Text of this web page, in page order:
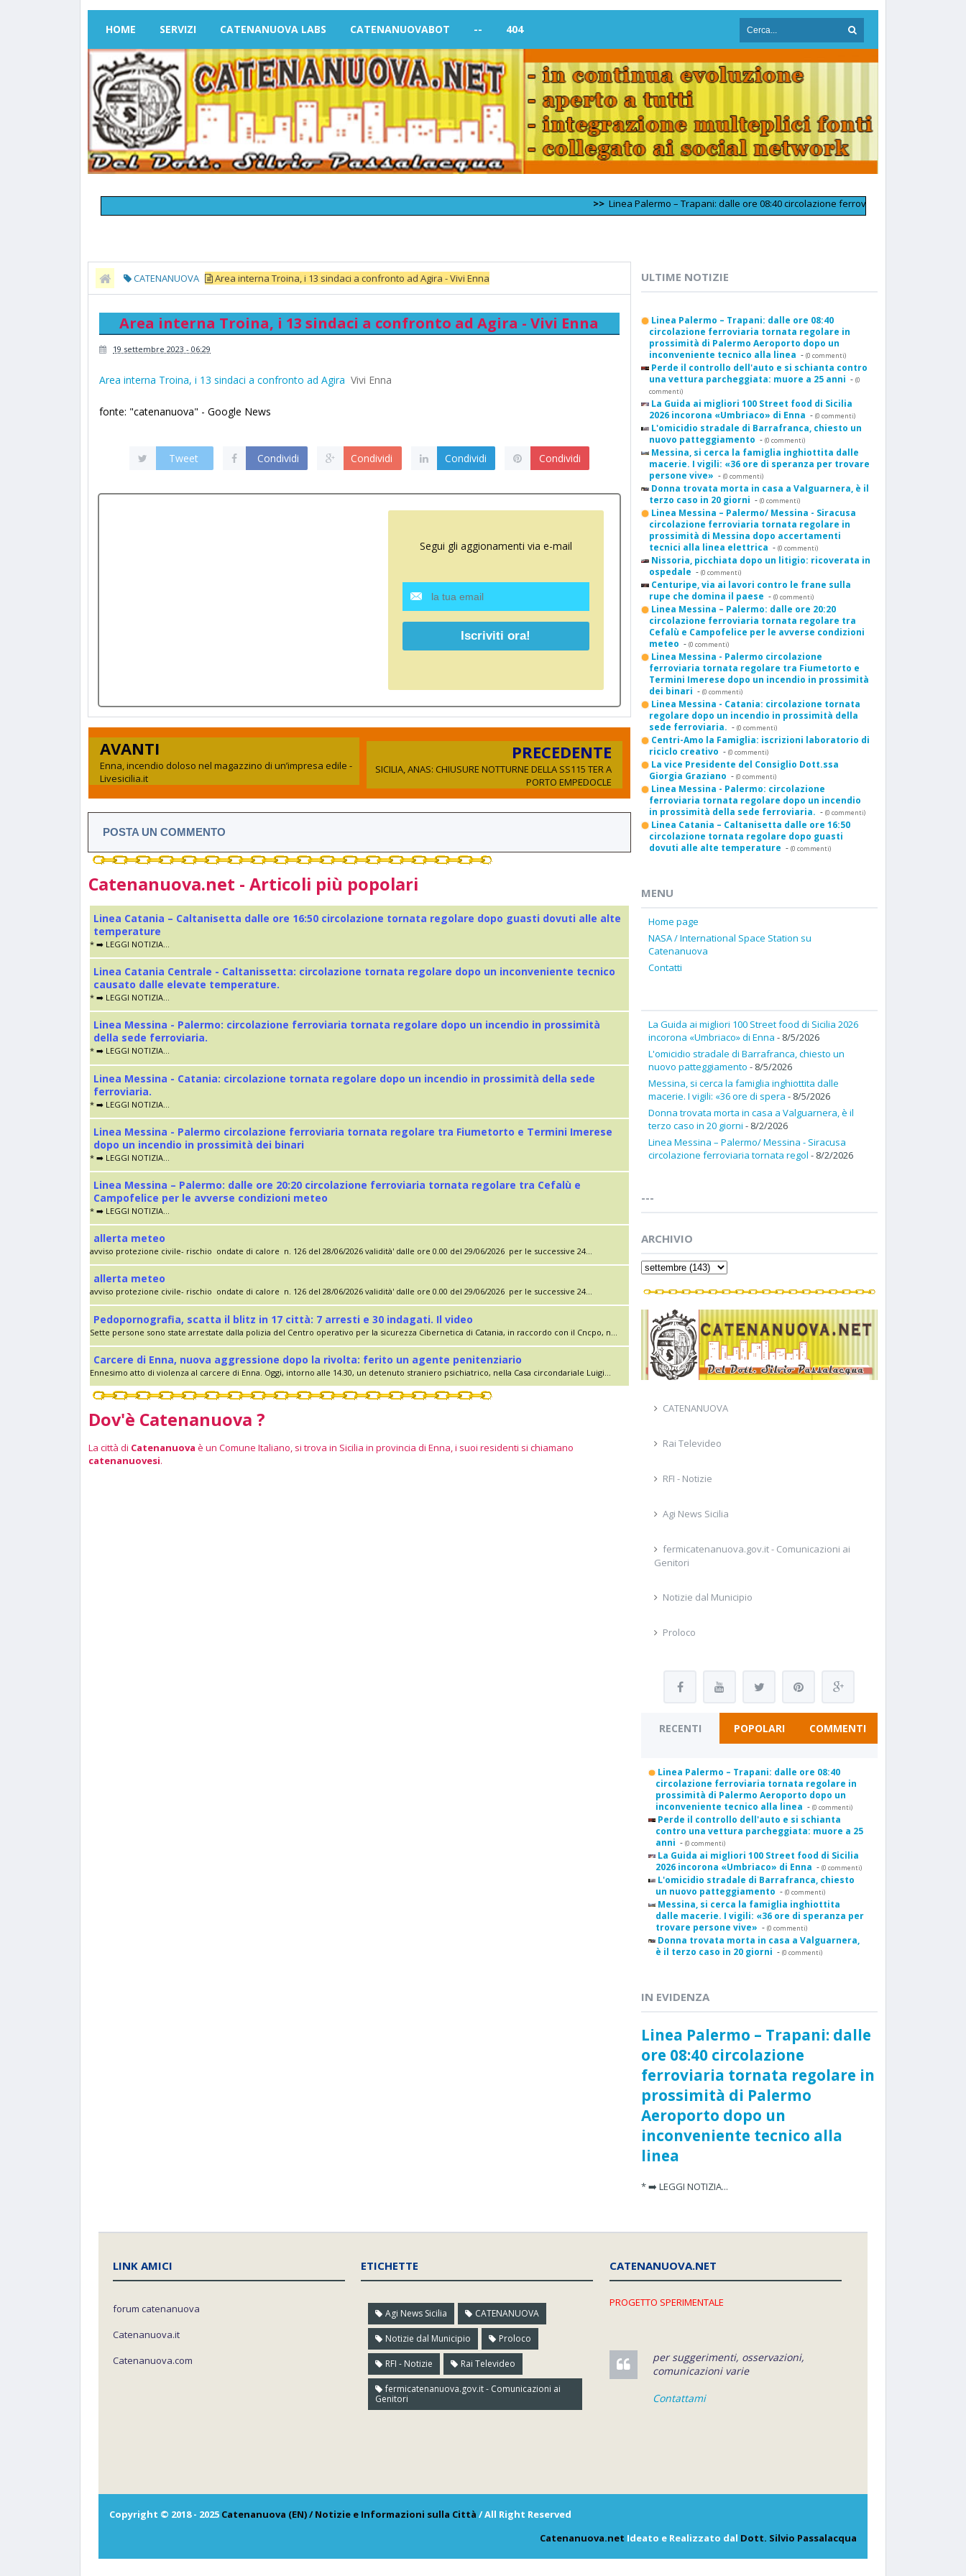
HOME SERVIZI CATENANUOVA LABS CATENANUOVABOT -- 404
Linea Palermo – Trapani: dalle ore 08:40 circolazione ferroviaria tornata regolare in
CATENANUOVA Area interna Troina, i 13 sindaci a confronto ad Agira - Vivi Enna
Area interna Troina, i 13 sindaci a confronto ad Agira - Vivi Enna
19 settembre 2023 - 06:29
Area interna Troina, i 13 sindaci a confronto ad Agira Vivi Enna
fonte: "catenanuova" - Google News
Tweet Condividi Condividi Condividi Condividi
Segui gli aggionamenti via e-mail
AVANTI
Enna, incendio doloso nel magazzino di un’impresa edile -
Livesicilia.it
PRECEDENTE
SICILIA, ANAS: CHIUSURE NOTTURNE DELLA SS115 TER A
PORTO EMPEDOCLE
POSTA UN COMMENTO
Catenanuova.net - Articoli più popolari
Linea Catania – Caltanisetta dalle ore 16:50 circolazione tornata regolare dopo guasti dovuti alle alte
temperature
* ➡️ LEGGI NOTIZIA...
Linea Catania Centrale - Caltanissetta: circolazione tornata regolare dopo un inconveniente tecnico
causato dalle elevate temperature.
* ➡️ LEGGI NOTIZIA...
Linea Messina - Palermo: circolazione ferroviaria tornata regolare dopo un incendio in prossimità
della sede ferroviaria.
* ➡️ LEGGI NOTIZIA...
Linea Messina - Catania: circolazione tornata regolare dopo un incendio in prossimità della sede
ferroviaria.
* ➡️ LEGGI NOTIZIA...
Linea Messina - Palermo circolazione ferroviaria tornata regolare tra Fiumetorto e Termini Imerese
dopo un incendio in prossimità dei binari
* ➡️ LEGGI NOTIZIA...
Linea Messina – Palermo: dalle ore 20:20 circolazione ferroviaria tornata regolare tra Cefalù e
Campofelice per le avverse condizioni meteo
* ➡️ LEGGI NOTIZIA...
allerta meteo
avviso protezione civile- rischio ondate di calore n. 126 del 28/06/2026 validità' dalle ore 0.00 del 29/06/2026 per le successive 24...
allerta meteo
avviso protezione civile- rischio ondate di calore n. 126 del 28/06/2026 validità' dalle ore 0.00 del 29/06/2026 per le successive 24...
Pedopornografia, scatta il blitz in 17 città: 7 arresti e 30 indagati. Il video
Sette persone sono state arrestate dalla polizia del Centro operativo per la sicurezza Cibernetica di Catania, in raccordo con il Cncpo, n...
Carcere di Enna, nuova aggressione dopo la rivolta: ferito un agente penitenziario
Ennesimo atto di violenza al carcere di Enna. Oggi, intorno alle 14.30, un detenuto straniero psichiatrico, nella Casa circondariale Luigi...
Dov'è Catenanuova ?
La città di Catenanuova è un Comune Italiano, si trova in Sicilia in provincia di Enna, i suoi residenti si chiamano
catenanuovesi.
ULTIME NOTIZIE
Linea Palermo – Trapani: dalle ore 08:40
circolazione ferroviaria tornata regolare in
prossimità di Palermo Aeroporto dopo un
inconveniente tecnico alla linea - (0 commenti)
Perde il controllo dell'auto e si schianta contro
una vettura parcheggiata: muore a 25 anni - (0
commenti)
La Guida ai migliori 100 Street food di Sicilia
2026 incorona «Umbriaco» di Enna - (0 commenti)
L'omicidio stradale di Barrafranca, chiesto un
nuovo patteggiamento - (0 commenti)
Messina, si cerca la famiglia inghiottita dalle
macerie. I vigili: «36 ore di speranza per trovare
persone vive» - (0 commenti)
Donna trovata morta in casa a Valguarnera, è il
terzo caso in 20 giorni - (0 commenti)
Linea Messina – Palermo/ Messina - Siracusa
circolazione ferroviaria tornata regolare in
prossimità di Messina dopo accertamenti
tecnici alla linea elettrica - (0 commenti)
Nissoria, picchiata dopo un litigio: ricoverata in
ospedale - (0 commenti)
Centuripe, via ai lavori contro le frane sulla
rupe che domina il paese - (0 commenti)
Linea Messina – Palermo: dalle ore 20:20
circolazione ferroviaria tornata regolare tra
Cefalù e Campofelice per le avverse condizioni
meteo - (0 commenti)
Linea Messina - Palermo circolazione
ferroviaria tornata regolare tra Fiumetorto e
Termini Imerese dopo un incendio in prossimità
dei binari - (0 commenti)
Linea Messina - Catania: circolazione tornata
regolare dopo un incendio in prossimità della
sede ferroviaria. - (0 commenti)
Centri-Amo la Famiglia: iscrizioni laboratorio di
riciclo creativo - (0 commenti)
La vice Presidente del Consiglio Dott.ssa
Giorgia Graziano - (0 commenti)
Linea Messina - Palermo: circolazione
ferroviaria tornata regolare dopo un incendio
in prossimità della sede ferroviaria. - (0 commenti)
Linea Catania – Caltanisetta dalle ore 16:50
circolazione tornata regolare dopo guasti
dovuti alle alte temperature - (0 commenti)
MENU
Home page
NASA / International Space Station su
Catenanuova
Contatti
La Guida ai migliori 100 Street food di Sicilia 2026
incorona «Umbriaco» di Enna - 8/5/2026
L'omicidio stradale di Barrafranca, chiesto un
nuovo patteggiamento - 8/5/2026
Messina, si cerca la famiglia inghiottita dalle
macerie. I vigili: «36 ore di spera - 8/5/2026
Donna trovata morta in casa a Valguarnera, è il
terzo caso in 20 giorni - 8/2/2026
Linea Messina – Palermo/ Messina - Siracusa
circolazione ferroviaria tornata regol - 8/2/2026
---
ARCHIVIO
CATENANUOVA
Rai Televideo
RFI - Notizie
Agi News Sicilia
fermicatenanuova.gov.it - Comunicazioni ai
Genitori
Notizie dal Municipio
Proloco
RECENTI POPOLARI COMMENTI
Linea Palermo – Trapani: dalle ore 08:40
circolazione ferroviaria tornata regolare in
prossimità di Palermo Aeroporto dopo un
inconveniente tecnico alla linea - (0 commenti)
Perde il controllo dell'auto e si schianta
contro una vettura parcheggiata: muore a 25
anni - (0 commenti)
La Guida ai migliori 100 Street food di Sicilia
2026 incorona «Umbriaco» di Enna - (0 commenti)
L'omicidio stradale di Barrafranca, chiesto
un nuovo patteggiamento - (0 commenti)
Messina, si cerca la famiglia inghiottita
dalle macerie. I vigili: «36 ore di speranza per
trovare persone vive» - (0 commenti)
Donna trovata morta in casa a Valguarnera,
è il terzo caso in 20 giorni - (0 commenti)
IN EVIDENZA
Linea Palermo – Trapani: dalle
ore 08:40 circolazione
ferroviaria tornata regolare in
prossimità di Palermo
Aeroporto dopo un
inconveniente tecnico alla
linea
* ➡️ LEGGI NOTIZIA...
LINK AMICI
forum catenanuova
Catenanuova.it
Catenanuova.com
ETICHETTE
Agi News Sicilia CATENANUOVA
Notizie dal Municipio Proloco
RFI - Notizie Rai Televideo
fermicatenanuova.gov.it - Comunicazioni ai
Genitori
CATENANUOVA.NET
PROGETTO SPERIMENTALE
per suggerimenti, osservazioni,
comunicazioni varie
Contattami
Copyright © 2018 - 2025 Catenanuova (EN) / Notizie e Informazioni sulla Città / All Right Reserved
Catenanuova.net Ideato e Realizzato dal Dott. Silvio Passalacqua